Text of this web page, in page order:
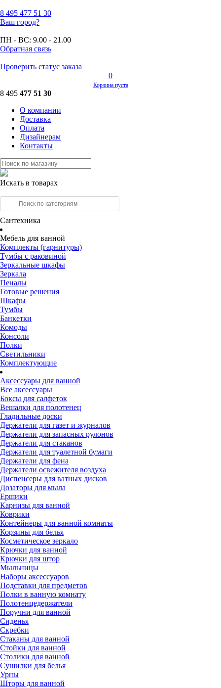
8 495 477 51 30
Ваш город?
ПН - ВС: 9.00 - 21.00
Обратная связь
Проверить статус заказа
0
Корзина пуста
8 495 477 51 30
О компании
Доставка
Оплата
Дизайнерам
Контакты
Искать в товарах
Сантехника
Мебель для ванной
Комплекты (гарнитуры)
Тумбы с раковиной
Зеркальные шкафы
Зеркала
Пеналы
Готовые решения
Шкафы
Тумбы
Банкетки
Комоды
Консоли
Полки
Светильники
Комплектующие
Аксессуары для ванной
Все аксессуары
Боксы для салфеток
Вешалки для полотенец
Гладильные доски
Держатели для газет и журналов
Держатели для запасных рулонов
Держатели для стаканов
Держатели для туалетной бумаги
Держатели для фена
Держатели освежителя воздуха
Диспенсеры для ватных дисков
Дозаторы для мыла
Ершики
Карнизы для ванной
Коврики
Контейнеры для ванной комнаты
Корзины для белья
Косметическое зеркало
Крючки для ванной
Крючки для штор
Мыльницы
Наборы аксессуаров
Подставки для предметов
Полки в ванную комнату
Полотенцедержатели
Поручни для ванной
Сиденья
Скребки
Стаканы для ванной
Стойки для ванной
Столики для ванной
Сушилки для белья
Урны
Шторы для ванной